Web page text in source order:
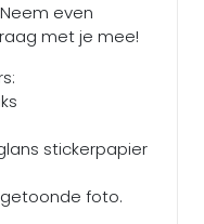
even
met je mee!
stickerpapier
getoonde foto.